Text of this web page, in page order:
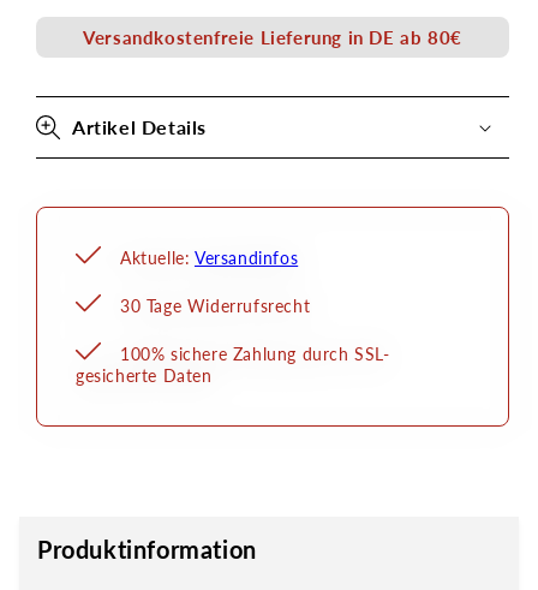
farblos
farblos
Versandkostenfreie Lieferung in DE ab 80€
Artikel Details
Aktuelle: Versandinfos
30 Tage Widerrufsrecht
100% sichere Zahlung durch SSL-
gesicherte Daten
Produktinformation